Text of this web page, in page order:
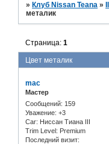
» Клуб Nissan Teana »
металик
Цвет металик
Страница:1
mac
Мастер
Сообщений: 159
Уважение: +3
Car: Ниссан Тиана III
Trim Level: Premium
Последний визит: